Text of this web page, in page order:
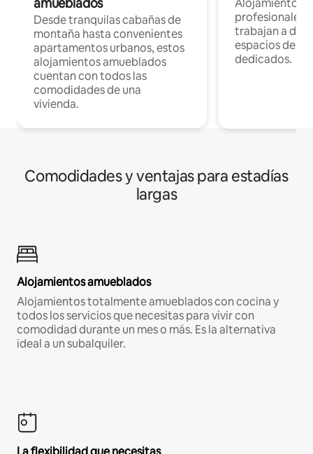
Desde tranquilas cabañas de
montaña hasta convenientes
apartamentos urbanos, estos
alojamientos amueblados
cuentan con todos las
comodidades de una
vivienda.
profesionales
trabajan a
espacios de
dedicados.
Comodidades y ventajas para estadías
largas
Alojamientos amueblados
Alojamientos totalmente amueblados con cocina y
todos los servicios que necesitas para vivir con
comodidad durante un mes o más. Es la alternativa
ideal a un subalquiler.